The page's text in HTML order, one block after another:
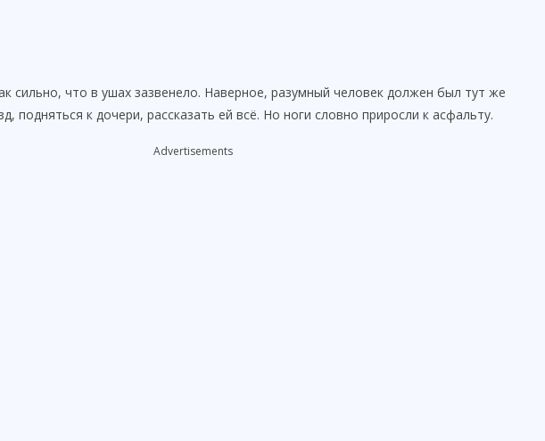
сильно, что в ушах зазвенело. Наверное, разумный человек должен был тут же
подняться к дочери, рассказать ей всё. Но ноги словно приросли к асфальту.
Advertisements